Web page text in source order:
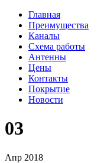
Главная
Преимущества
Каналы
Схема работы
Антенны
Цены
Контакты
Покрытие
Новости
03
Апр 2018